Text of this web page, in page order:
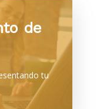
de
tu